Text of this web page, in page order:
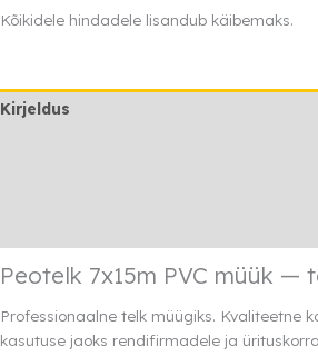
PVC
Kõikidele hindadele lisandub käibemaks.
Kirjeldus
Peotelk 7x15m PVC müük —
Professionaalne telk müügiks. Kvaliteetne
kasutuse jaoks rendifirmadele ja